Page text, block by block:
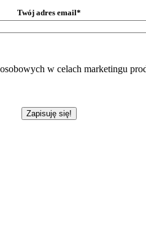
Twój adres email*
w celach marketingu